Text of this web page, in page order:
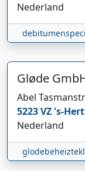
Nederland
Gløde
Abel
5223 VZ 's-
Nederland